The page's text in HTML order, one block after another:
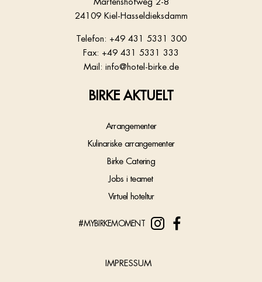
24109 Kiel-Hasseldieksdamm
Telefon: +49 431 5331 300
Fax: +49 431 5331 333
Mail: info@hotel-birke.de
BIRKE AKTUELT
Arrangementer
Kulinariske arrangementer
Birke Catering
Jobs i teamet
Virtuel hoteltur
#MYBIRKEMOMENT
IMPRESSUM